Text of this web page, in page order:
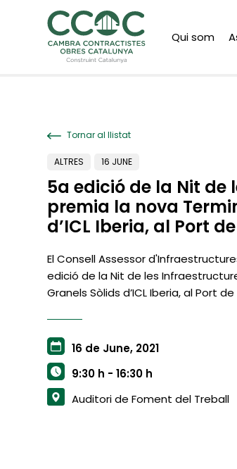
Qui som
Tornar al llistat
ALTRES 16 JUNE
5a edició de la Nit de
premia la nova
d’ICL Iberia, al Port
El Consell Assessor
edició de la Nit de les
Granels Sòlids d’ICL Iberia, al Port
16 de June, 2021
9:30 h - 16:30 h
Auditori de Foment del Treball